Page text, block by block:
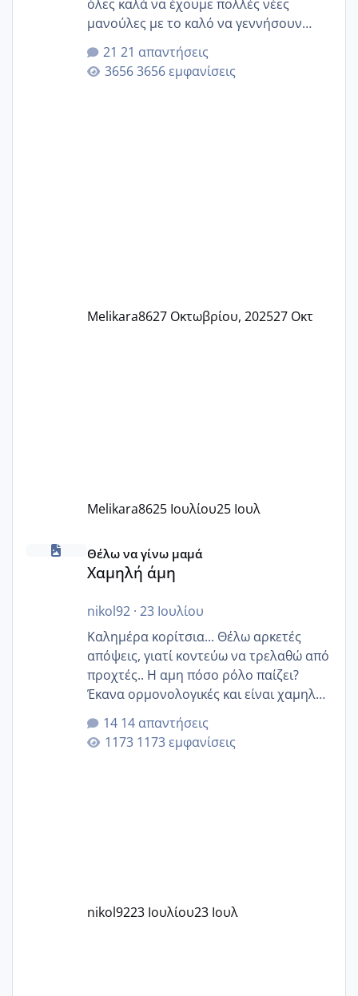
όλες καλά να έχουμε πολλές νέες
μανούλες με το καλό να γεννήσουν
αυτές που ήδη περιμένουν. Να πάρουν
γερα μωράκια στην αγκαλίτσα τους
🙏🏼🙏🏼 Ας πάμε λοιπόν στο θέμα μου.
21 απαντήσεις
3656 εμφανίσεις
Melikara8627 Οκτωβρίου, 202527 Οκτ
Melikara8625 Ιουλίου25 Ιουλ
Χαμηλή άμη
Θέλω να γίνω μαμά
Χαμηλή άμη
nikol92· 23 Ιουλίου
Καλημέρα κορίτσια... Θέλω αρκετές
απόψεις, γιατί κοντεύω να τρελαθώ από
προχτές.. Η αμη πόσο ρόλο παίζει?
Έκανα ορμονολογικές και είναι χαμηλή
για την ηλικία μου.. Είχα ήδη μια
εγκυμοσύνη, που έπρεπε να τερματιστεί
στην 27η εβδομάδα και προσπαθώ 7
14 απαντήσεις
1173 εμφανίσεις
nikol9223 Ιουλίου23 Ιουλ